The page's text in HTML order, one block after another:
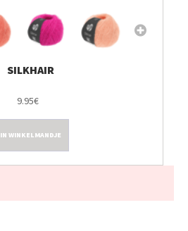
SILKHAIR
9.95€
IN WINKELMANDJE